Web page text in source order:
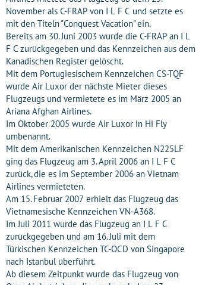
November als C-FRAP von I L F C und setzte es
mit den Titeln "Conquest Vacation" ein.
Bereits am 30. Juni 2003 wurde die C-FRAP an I L
F C zurückgegeben und das Kennzeichen aus dem
Kanadischen Register gelöscht.
Mit dem Portugiesischem Kennzeichen CS-TQF
wurde Air Luxor der nächste Mieter dieses
Flugzeugs und vermietete es im März 2005 an
Ariana Afghan Airlines.
Im Oktober 2005 wurde Air Luxor in Hi Fly
umbenannt.
Mit dem Amerikanischen Kennzeichen N225LF
ging das Flugzeug am 3. April 2006 an I L F C
zurück, die es im September 2006 an Vietnam
Airlines vermieteten.
Am 15. Februar 2007 erhielt das Flugzeug das
Vietnamesische Kennzeichen VN-A368.
Im Juli 2011 wurde das Flugzeug an I L F C
zurückgegeben und am 16. Juli mit dem
Türkischen Kennzeichen TC-OCD von Singapore
nach Istanbul überführt.
Ab diesem Zeitpunkt wurde das Flugzeug von